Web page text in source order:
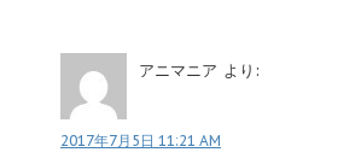
アニマニア より:
2017年7月5日 11:21 AM